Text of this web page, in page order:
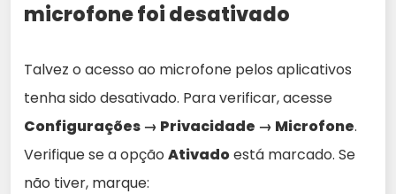
microfone foi desativado
Talvez o acesso ao microfone pelos aplicativos
tenha sido desativado. Para verificar, acesse
Configurações → Privacidade → Microfone.
Verifique se a opção Ativadoestá marcado. Se
não tiver, marque: